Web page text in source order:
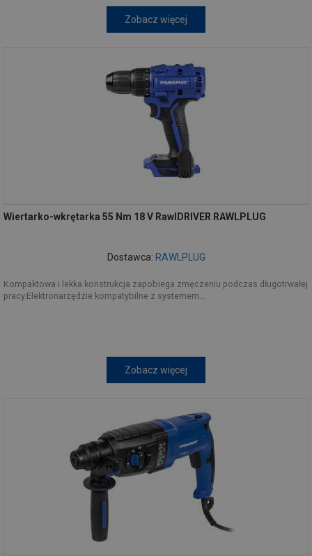
Zobacz więcej
Wiertarko-wkrętarka 55 Nm 18 V RawlDRIVER RAWLPLUG
Dostawca: RAWLPLUG
Kompaktowa i lekka konstrukcja zapobiega zmęczeniu podczas długotrwałej
pracy.Elektronarzędzie kompatybilne z systemem...
Zobacz więcej